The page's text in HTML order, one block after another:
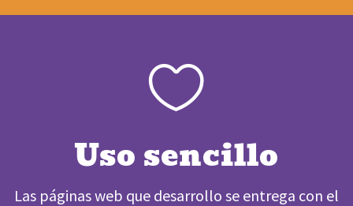

Uso sencillo
Las páginas web que desarrollo se entrega con el